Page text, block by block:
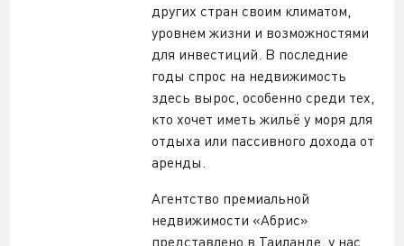
других стран своим климатом,
уровнем жизни и возможностями
для инвестиций. В последние
годы спрос на недвижимость
здесь вырос, особенно среди тех,
кто хочет иметь жильё у моря для
отдыха или пассивного дохода от
аренды.
Агентство премиальной
недвижимости «Абрис»
представлено в Таиланде, у нас